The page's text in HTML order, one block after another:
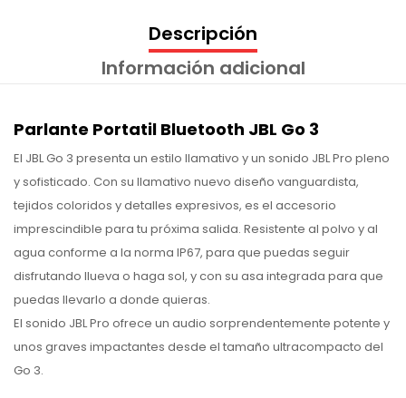
Descripción
Información adicional
Parlante Portatil Bluetooth JBL Go 3
El JBL Go 3 presenta un estilo llamativo y un sonido JBL Pro pleno
y sofisticado. Con su llamativo nuevo diseño vanguardista,
tejidos coloridos y detalles expresivos, es el accesorio
imprescindible para tu próxima salida. Resistente al polvo y al
agua conforme a la norma IP67, para que puedas seguir
disfrutando llueva o haga sol, y con su asa integrada para que
puedas llevarlo a donde quieras.
El sonido JBL Pro ofrece un audio sorprendentemente potente y
unos graves impactantes desde el tamaño ultracompacto del
Go 3.